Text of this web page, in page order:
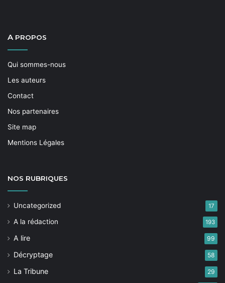
A PROPOS
Qui sommes-nous
Les auteurs
Contact
Nos partenaires
Site map
Mentions Légales
NOS RUBRIQUES
Uncategorized 17
A la rédaction 193
A lire 99
Décryptage 58
La Tribune 29